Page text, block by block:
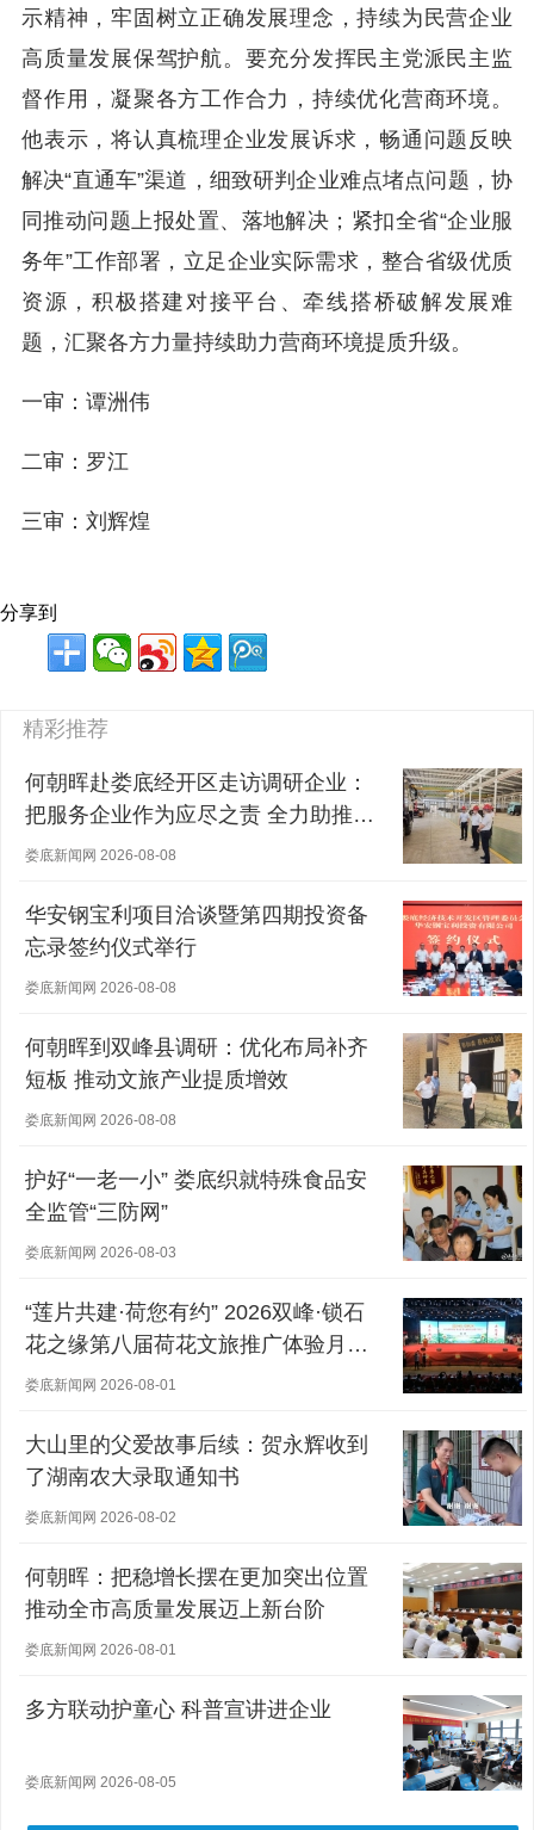
示精神，牢固树立正确发展理念，持续为民营企业
高质量发展保驾护航。要充分发挥民主党派民主监
督作用，凝聚各方工作合力，持续优化营商环境。
他表示，将认真梳理企业发展诉求，畅通问题反映
解决“直通车”渠道，细致研判企业难点堵点问题，协
同推动问题上报处置、落地解决；紧扣全省“企业服
务年”工作部署，立足企业实际需求，整合省级优质
资源，积极搭建对接平台、牵线搭桥破解发展难
题，汇聚各方力量持续助力营商环境提质升级。
一审：谭洲伟
二审：罗江
三审：刘辉煌
分享到
精彩推荐
何朝晖赴娄底经开区走访调研企业：
把服务企业作为应尽之责 全力助推经
营主体稳健发展
娄底新闻网 2026-08-08
华安钢宝利项目洽谈暨第四期投资备
忘录签约仪式举行
娄底新闻网 2026-08-08
何朝晖到双峰县调研：优化布局补齐
短板 推动文旅产业提质增效
娄底新闻网 2026-08-08
护好“一老一小” 娄底织就特殊食品安
全监管“三防网”
娄底新闻网 2026-08-03
“莲片共建·荷您有约” 2026双峰·锁石
花之缘第八届荷花文旅推广体验月盛
大开幕
娄底新闻网 2026-08-01
大山里的父爱故事后续：贺永辉收到
了湖南农大录取通知书
娄底新闻网 2026-08-02
何朝晖：把稳增长摆在更加突出位置
推动全市高质量发展迈上新台阶
娄底新闻网 2026-08-01
多方联动护童心 科普宣讲进企业
娄底新闻网 2026-08-05